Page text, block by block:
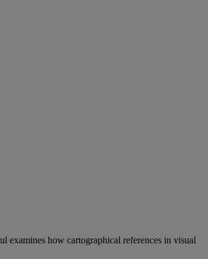
examines how cartographical references in visual